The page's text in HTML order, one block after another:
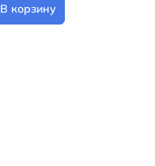
В корзину